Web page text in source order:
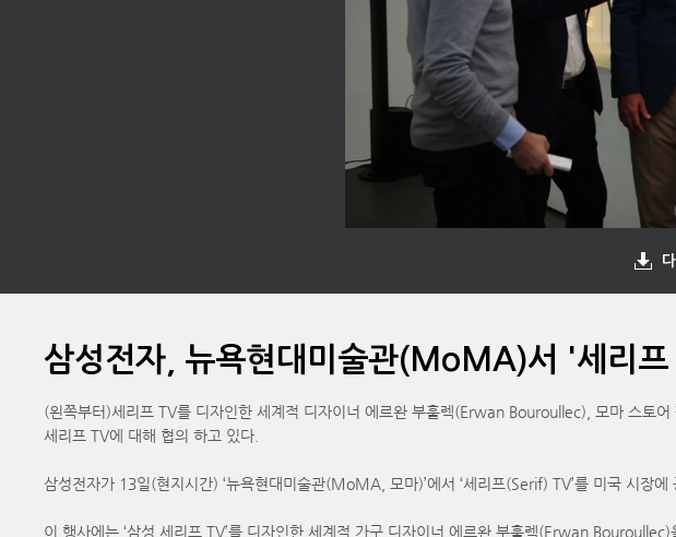
삼성전자, 뉴욕현대미술관(MoMA)서 '세리프
(왼쪽부터)세리프 TV를 디자인한 세계적 디자이너 에르완 부훌렉(Erwan Bouroullec), 모마 스토
세리프 TV에 대해 협의 하고 있다.
삼성전자가 13일(현지시간) ‘뉴욕현대미술관(MoMA, 모마)’에서 ‘세리프(Serif) TV’를 미국 시장에
이 행사에는 ‘삼성 세리프 TV’를 디자인한 세계적 가구 디자이너 에르완 부훌렉(Erwan